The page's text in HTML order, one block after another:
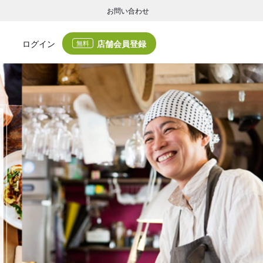
お問い合わせ
ログイン 無料 店舗会員登録
集客・業務支援
グの集客サービスと業務支援サービスで店舗経営の課題解決を支援します。